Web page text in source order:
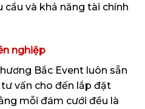
cầu và khả năng tài chính
nghiệp
Bắc Event luôn sẵn
vấn cho đến lắp đặt
mỗi đám cưới đều là